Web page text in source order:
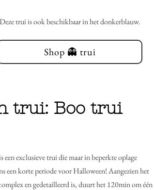
Deze trui is ook beschikbaar in het donkerblauw.
Shop 👻 trui
trui: Boo trui
een exclusieve trui die maar in beperkte oplage
een korte periode voor Halloween! Aangezien het
en gedetailleerd is, duurt het 120min om één